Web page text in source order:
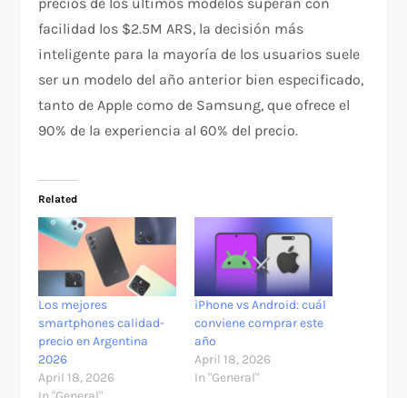
facilidad los $2.5M ARS, la decisión más
inteligente para la mayoría de los usuarios suele
ser un modelo del año anterior bien especificado,
tanto de Apple como de Samsung, que ofrece el
90% de la experiencia al 60% del precio.
Related
Los mejores
smartphones calidad-
precio en Argentina
2026
April 18, 2026
iPhone vs Android: cuál
conviene comprar este
año
April 18, 2026
In "General"